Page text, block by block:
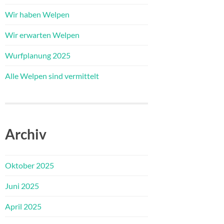
Wir haben Welpen
Wir erwarten Welpen
Wurfplanung 2025
Alle Welpen sind vermittelt
Archiv
Oktober 2025
Juni 2025
April 2025